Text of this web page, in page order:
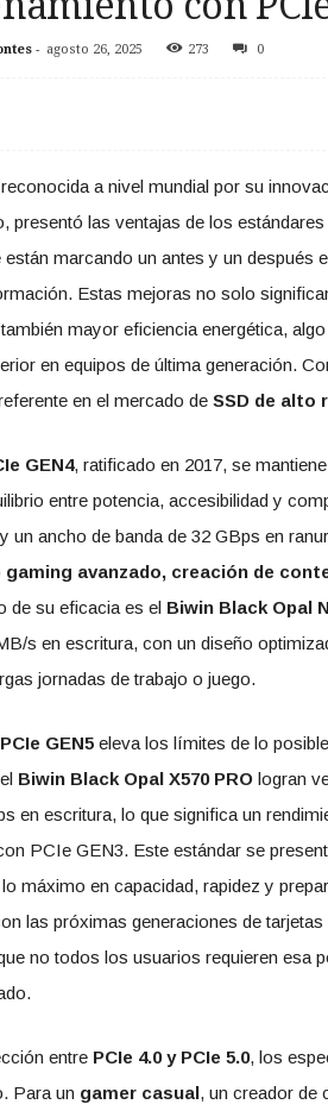
- agosto 26, 2025 273 0
a nivel mundial por su
presentó las ventajas de los estándares
marcando un antes y un después
Estas mejoras no solo
mayor eficiencia energética,
en equipos de última generación.
en el mercado de SSD de alto
GEN4, ratificado en 2017, se
entre potencia, accesibilidad y
un ancho de banda de 32 GBps en
gaming avanzado, creación de
de su eficacia es el Biwin Black Opal
s en escritura, con un diseño
jornadas de trabajo o juego.
PCIe GEN5eleva los límites de lo
Biwin Black Opal X570 PRO logran
en escritura, lo que significa un
PCIe GEN3. Este estándar se
máximo en capacidad, rapidez y
las próximas generaciones de
no todos los usuarios requieren esa
entre PCIe 4.0 y PCIe 5.0, los
Para un gamer casual, un creador de